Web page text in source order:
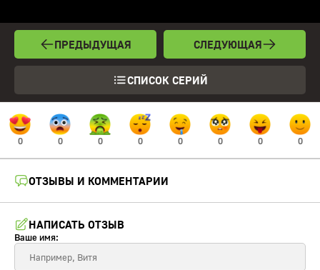
ПРЕДЫДУЩАЯ
СПИСОК СЕРИЙ
СЛЕДУЮЩАЯ
0 0 0 0 0 0 0 0
ОТЗЫВЫ И КОММЕНТАРИИ
НАПИСАТЬ ОТЗЫВ
Ваше имя: